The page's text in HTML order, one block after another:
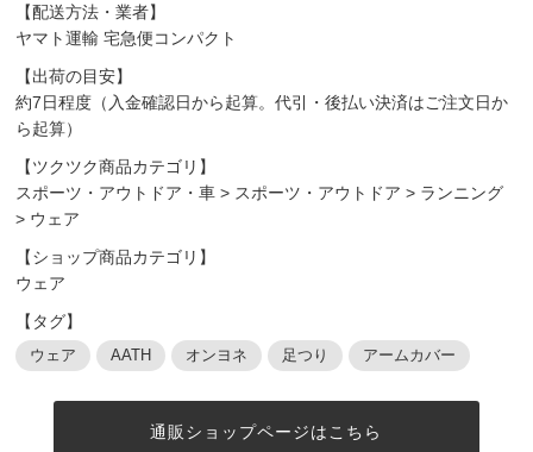
【配送方法・業者】
ヤマト運輸 宅急便コンパクト
【出荷の目安】
約7日程度（入金確認日から起算。代引・後払い決済はご注文日か
ら起算）
【ツクツク商品カテゴリ】
スポーツ・アウトドア・車 > スポーツ・アウトドア > ランニング
> ウェア
【ショップ商品カテゴリ】
ウェア
【タグ】
ウェア AATH オンヨネ 足つり アームカバー
通販ショップページはこちら